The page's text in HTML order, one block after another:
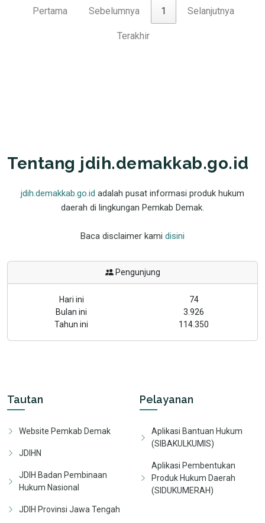
Pertama Sebelumnya 1 Selanjutnya
Terakhir
Tentang jdih.demakkab.go.id
jdih.demakkab.go.id adalah pusat informasi produk hukum
daerah di lingkungan Pemkab Demak.
Baca disclaimer kami disini
Pengunjung
Hari ini
74
Bulan ini
3.926
Tahun ini
114.350
Tautan
Website Pemkab Demak
JDIHN
JDIH Badan Pembinaan
Hukum Nasional
JDIH Provinsi Jawa Tengah
Pelayanan
Aplikasi Bantuan Hukum
(SIBAKULKUMIS)
Aplikasi Pembentukan
Produk Hukum Daerah
(SIDUKUMERAH)